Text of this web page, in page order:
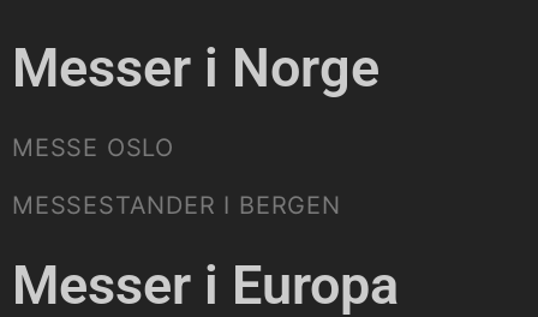
Messer i Norge
MESSE OSLO
MESSESTANDER I BERGEN
Messer i Europa